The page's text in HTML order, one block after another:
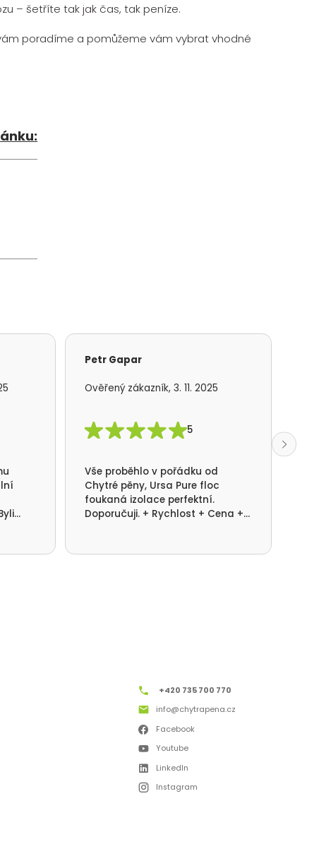
– šetříte tak jak čas, tak peníze.
poradíme a pomůžeme vám vybrat vhodné
Petr Gapar
Ověřený zákazník, 3. 11. 2025
5
Vše proběhlo v pořádku od
Chytré pěny, Ursa Pure floc
foukaná izolace perfektní.
Doporučuji. + Rychlost + Cena +
+420 735 700 770
info@chytrapena.cz
Facebook
Youtube
LinkedIn
Instagram